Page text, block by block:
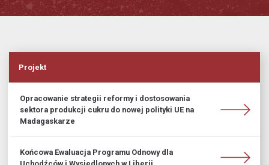
Projekt
Opracowanie strategii reformy i dostosowania
sektora produkcji cukru do nowej polityki UE na
Madagaskarze
Końcowa Ewaluacja Programu Odnowy dla